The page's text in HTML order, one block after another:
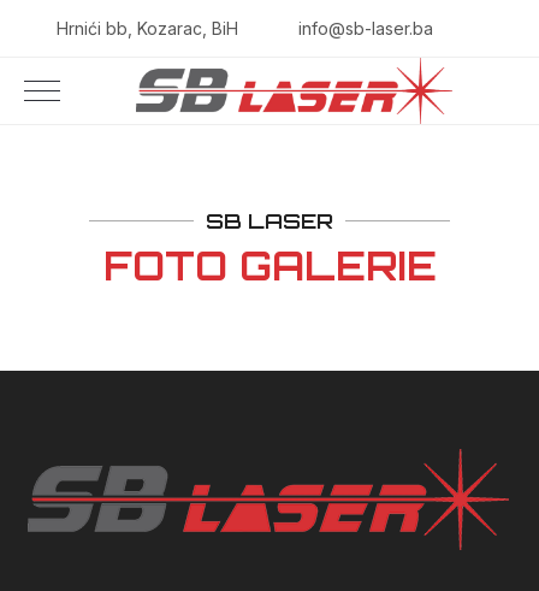
Hrnići bb, Kozarac, BiH info@sb-laser.ba
SB LASER
FOTO GALERIE